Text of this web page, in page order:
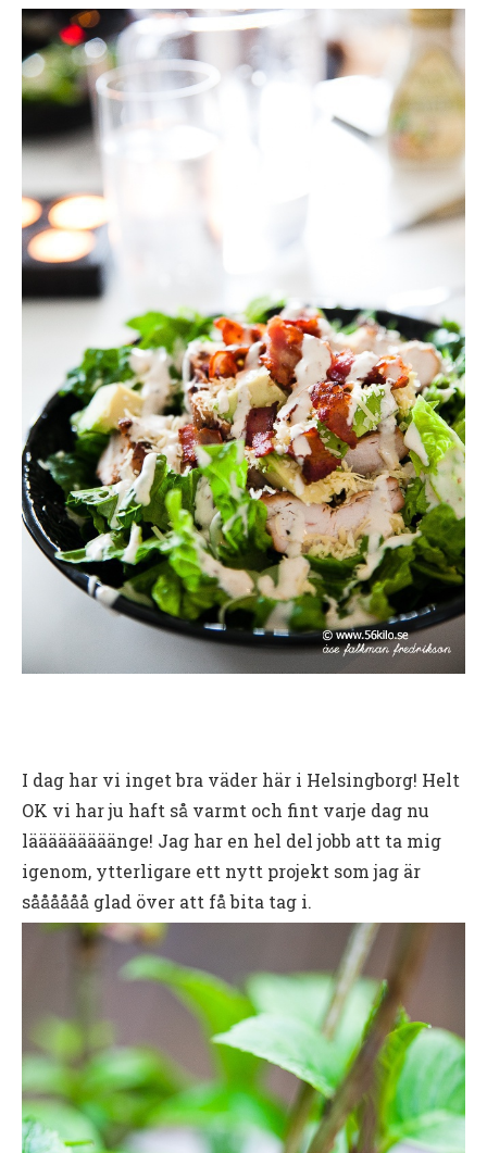
I dag har vi inget bra väder här i Helsingborg! Helt
OK vi har ju haft så varmt och fint varje dag nu
lääääääääänge! Jag har en hel del jobb att ta mig
igenom, ytterligare ett nytt projekt som jag är
såååååå glad över att få bita tag i.